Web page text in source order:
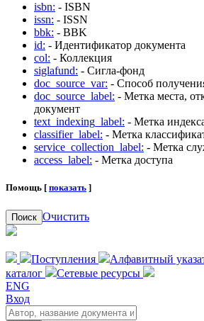
isbn: - ISBN
issn: - ISSN
bbk: - BBK
id: - Идентификатор документа
col: - Коллекция
siglafund: - Сигла-фонд
doc_source_var: - Способ
doc_source_label: - Метка места,
документ
text_indexing_label: - Метка
classifier_label: - Метка
service_collection_label: - Метка
access_label: - Метка доступа
Помощь [ показать ]
Поиск Очистить
Поступления Алфавитный
каталог
Сетевые ресурсы
ENG
Вход